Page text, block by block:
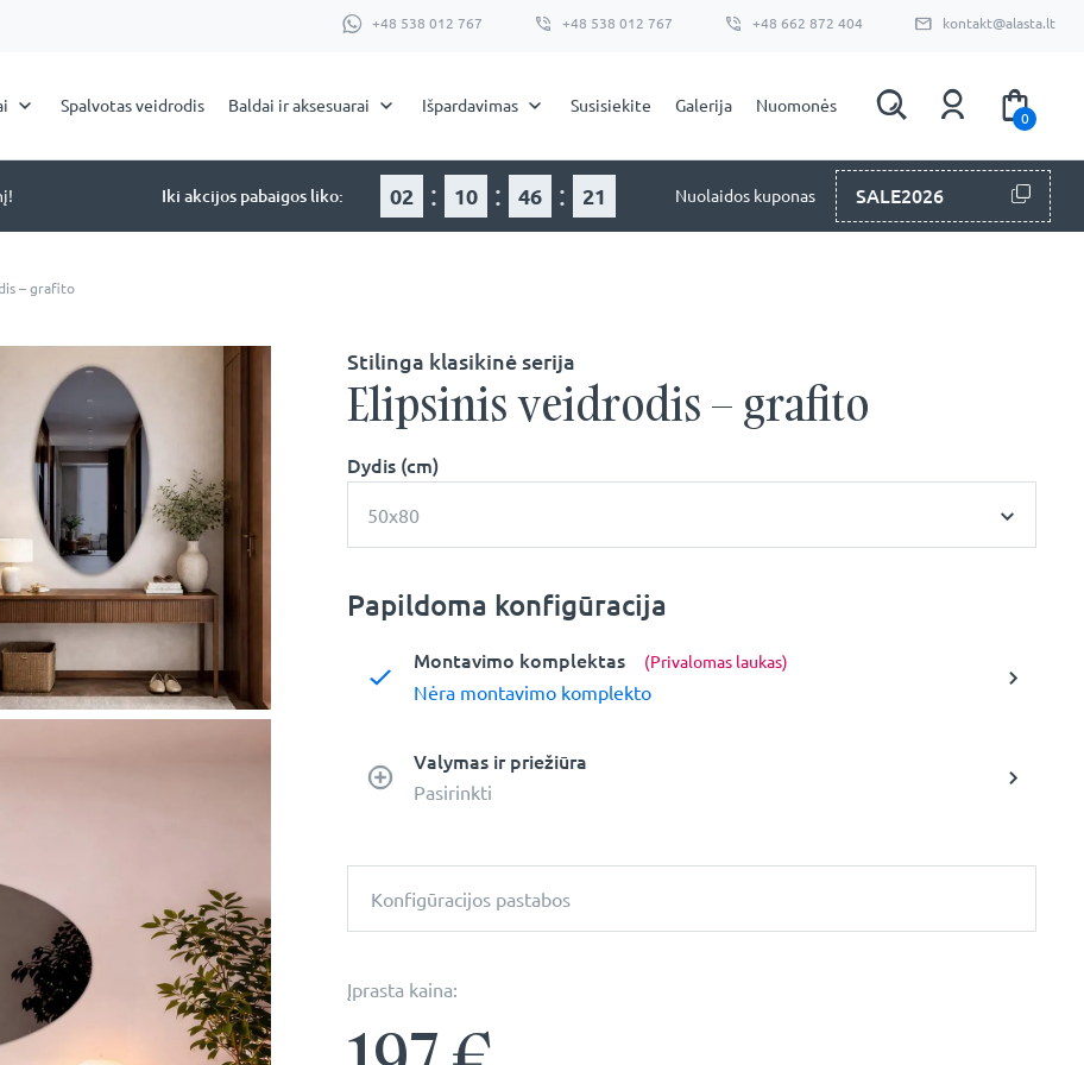
+48 538 012 767 +48 538 012 767 +48 662 872 404 kontakt@alasta.lt
Spalvotas veidrodis Baldai ir aksesuarai Išpardavimas Susisiekite Galerija Nuomonės
0
Iki akcijos pabaigos liko: 02 : 10 : 46 : 20 Nuolaidos kuponas SALE2026
– grafito
Stilinga klasikinė serija
Elipsinis veidrodis – grafito
Dydis (cm)
50x80
Papildoma konfigūracija
Montavimo komplektas (Privalomas laukas)
Nėra montavimo komplekto
Valymas ir priežiūra
Pasirinkti
Konfigūracijos pastabos
Įprasta kaina: